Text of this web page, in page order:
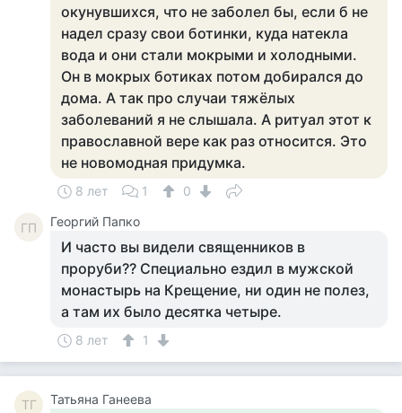
окунувшихся, что не заболел бы, если б не
надел сразу свои ботинки, куда натекла
вода и они стали мокрыми и холодными.
Он в мокрых ботиках потом добирался до
дома. А так про случаи тяжёлых
заболеваний я не слышала. А ритуал этот к
православной вере как раз относится. Это
не новомодная придумка.
8 лет 1 0
ГП Георгий Папко
И часто вы видели священников в
проруби?? Специально ездил в мужской
монастырь на Крещение, ни один не полез,
а там их было десятка четыре.
8 лет 1
ТГ Татьяна Ганеева